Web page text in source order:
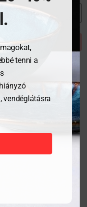
tenni a
vendéglátásra